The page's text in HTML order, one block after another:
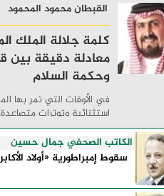
القبطان محمود المحمود
كلمة جلالة الملك
معادلة دقيقة بين
وحكمة السلام
في الأوقات التي تمر بها
استثنائية وتوترات
السياسية أكثر من مجرد
تكشف طريقة تفكير الدول،
للأزمات، والحدود التي تفصل
الكاتب الصحفي جمال حسين
سقوط إمبراطورية «أولاد